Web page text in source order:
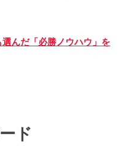
んだ「必勝ノウハウ」を
ド